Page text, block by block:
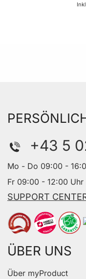
+43 5
Mo - Do 09:00 -
Fr 09:00 - 12:00 Uhr
SUPPORT
ÜBER UNS
Über myProduct